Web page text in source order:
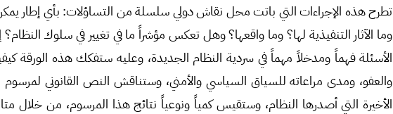
تطرح هذه الإجراءات التي باتت محل نقاش دولي سلسلة من التساؤلات: بأي إطار
وما الآثار التنفيذية لها؟ وما واقعها؟ وهل تعكس مؤشراً ما في تغيير في سلوك
الأسئلة فهماً ومدخلاً مهماً في سردية النظام الجديدة، وعليه ستفكك هذه الورقة
والعفو، ومدى مراعاته للسياق السياسي والأمني، وستناقش النص القانوني لمرسوم
الأخيرة التي أصدرها النظام، وستقيس كمياً ونوعياً نتائج هذا المرسوم، من خلال